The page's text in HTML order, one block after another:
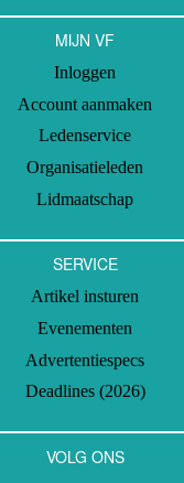
MIJN VF
Inloggen
Account aanmaken
Ledenservice
Organisatieleden
Lidmaatschap
SERVICE
Artikel insturen
Evenementen
Advertentiespecs
Deadlines (2026)
VOLG ONS